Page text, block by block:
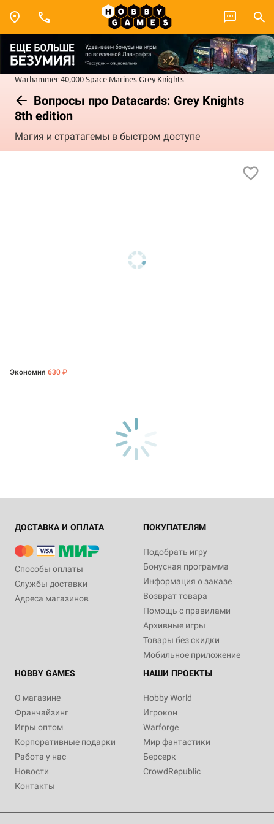
Warhammer 40,000Space MarinesGrey Knights
Вопросы про Datacards: Grey Knights
8th edition
Магия и стратагемы в быстром доступе
Экономия 630 ₽
ДОСТАВКА И ОПЛАТА
Способы оплаты
Службы доставки
Адреса магазинов
ПОКУПАТЕЛЯМ
Подобрать игру
Бонусная программа
Информация о заказе
Возврат товара
Помощь с правилами
Архивные игры
Товары без скидки
Мобильное приложение
HOBBY GAMES
О магазине
Франчайзинг
Игры оптом
Корпоративные подарки
Работа у нас
Новости
Контакты
НАШИ ПРОЕКТЫ
Hobby World
Игрокон
Warforge
Мир фантастики
Берсерк
CrowdRepublic